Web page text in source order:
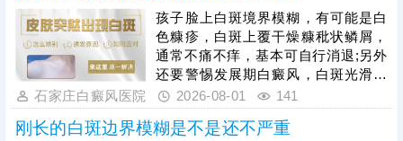
进黑色素细胞恢复活性和正常功能，
令表皮黑色素再生，提升祛白速度。
治疗过程中还需加强护理，避免外界
不良因素刺激，稳定自身免疫，防治
结合，全面令病情好转。
孩子脸上白斑境界模糊，有可能是白
色糠疹，白斑上覆干燥糠秕状鳞屑，
通常不痛不痒，基本可自行消退;另外
还要警惕发展期白癜风，白斑光滑平
坦，形状各异，白斑边缘模糊可能伴
随向外扩张、面积变大、颜色更白等
情况。发现孩子脸上有白斑，建议先
石家庄白癜风医院 2026-08-01 141
刚长的白斑边界模糊是不是还不严重